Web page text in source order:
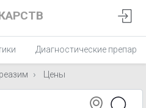
Диагностические
Цены